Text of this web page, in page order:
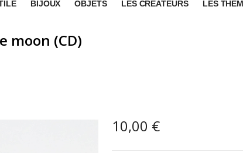
BIJOUX OBJETS LES CRÉATEURS LES
moon (CD)
10,00 €